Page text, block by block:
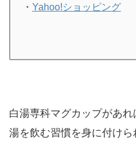
・ Yahoo!ショッピング
白湯専科マグカップがあ
湯を飲む習慣を身に付けら